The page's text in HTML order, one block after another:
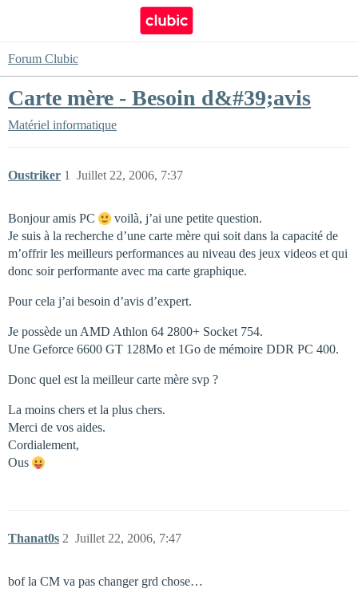
Forum Clubic
Carte mère - Besoin d&#39;avis
Matériel informatique
Oustriker Juillet 22, 2006, 7:37
1
Bonjour amis PC
voilà, j’ai une petite question.
Je suis à la recherche d’une carte mère qui soit dans la capacité de
m’offrir les meilleurs performances au niveau des jeux videos et qui
donc soir performante avec ma carte graphique.
Pour cela j’ai besoin d’avis d’expert.
Je possède un AMD Athlon 64 2800+ Socket 754.
Une Geforce 6600 GT 128Mo et 1Go de mémoire DDR PC 400.
Donc quel est la meilleur carte mère svp ?
La moins chers et la plus chers.
Merci de vos aides.
Cordialement,
Ous
Thanat0s Juillet 22, 2006, 7:47
2
bof la CM va pas changer grd chose…